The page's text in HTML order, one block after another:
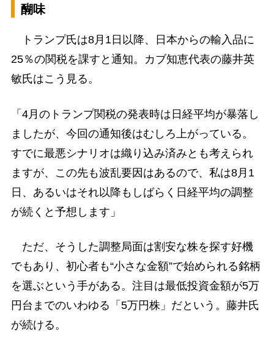
醐味
トランプ氏は8月1日以降、日本からの輸入品に
25％の関税を課すと通知。カブ知恵代表の藤井英
敏氏はこう見る。
「4月のトランプ関税の発表時は日経平均が暴落し
ましたが、今回の通知後はむしろ上がっている。
すでに最悪シナリオは織り込み済みとも考えられ
ますが、この先も波乱要因はあるので、私は8月1
日、あるいはそれ以降もしばらく日経平均の調整
が続くと予想します」
ただ、そうした調整局面は割安な株を探す好機
でもあり、初心者も“小さな金額”で始められる銘柄
を選ぶという手がある。注目は最低投資金額が5万
円台までのいわゆる「5万円株」だという。藤井氏
が続ける。